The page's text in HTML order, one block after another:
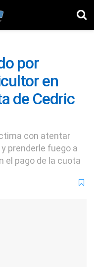
por
en
de Cedric
con atentar
prenderle fuego a
el pago de la cuota